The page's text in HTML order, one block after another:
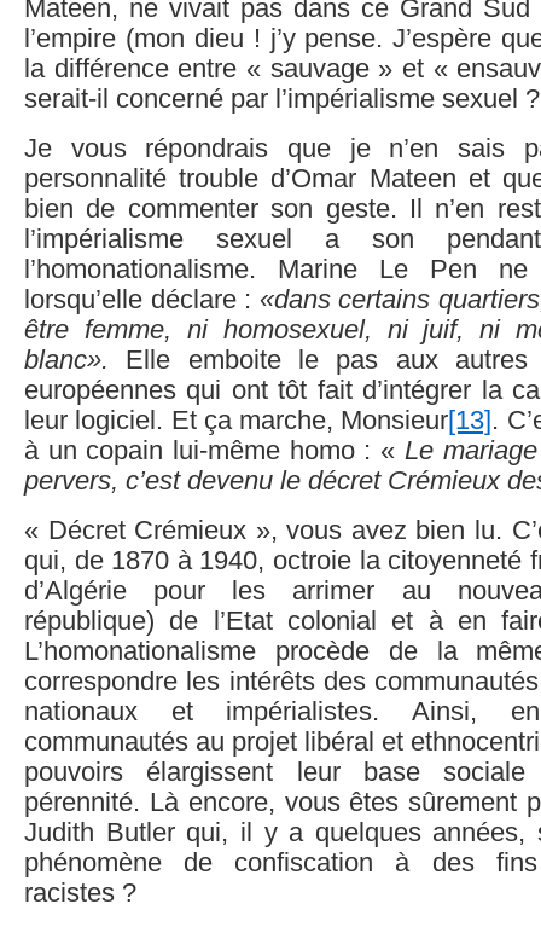
Mateen, ne vivait pas dans ce Grand
l’empire (mon dieu ! j’y pense. J’espère
la différence entre « sauvage » et «
serait-il concerné par l’impérialisme sexuel ?
Je vous répondrais que je n’en sais
personnalité trouble d’Omar Mateen et
bien de commenter son geste. Il n’en
l’impérialisme sexuel a son
l’homonationalisme. Marine Le Pen
lorsqu’elle déclare : «dans certains
être femme, ni homosexuel, ni juif, ni
blanc». Elle emboite le pas aux autres
européennes qui ont tôt fait d’intégrer la
leur logiciel. Et ça marche, Monsieur[13] .
à un copain lui-même homo : « Le
pervers, c’est devenu le décret Crémieux
« Décret Crémieux », vous avez bien lu.
qui, de 1870 à 1940, octroie la citoyenneté
d’Algérie pour les arrimer au
république) de l’Etat colonial et à en
L’homonationalisme procède de la
correspondre les intérêts des
nationaux et impérialistes. Ainsi,
communautés au projet libéral et
pouvoirs élargissent leur base
pérennité. Là encore, vous êtes sûrement
Judith Butler qui, il y a quelques années,
phénomène de confiscation à des
racistes ?